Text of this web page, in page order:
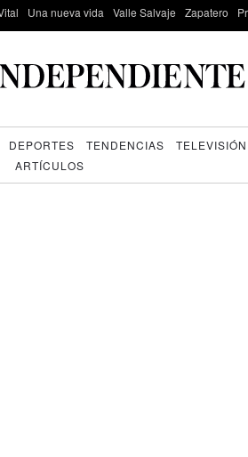
Una nueva vida Valle Salvaje Zapatero
DEPORTES TENDENCIAS TELEVISIÓN
ARTÍCULOS